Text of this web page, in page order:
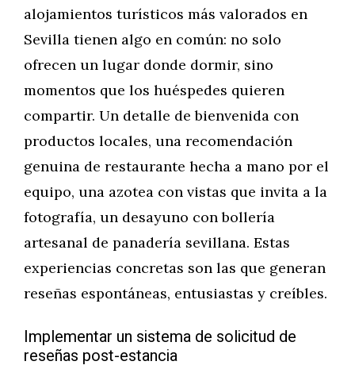
alojamientos turísticos más valorados en
Sevilla tienen algo en común: no solo
ofrecen un lugar donde dormir, sino
momentos que los huéspedes quieren
compartir. Un detalle de bienvenida con
productos locales, una recomendación
genuina de restaurante hecha a mano por el
equipo, una azotea con vistas que invita a la
fotografía, un desayuno con bollería
artesanal de panadería sevillana. Estas
experiencias concretas son las que generan
reseñas espontáneas, entusiastas y creíbles.
Implementar un sistema de solicitud de
reseñas post-estancia